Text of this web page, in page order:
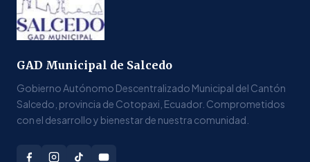
GAD Municipal de Salcedo
Gobierno Autónomo Descentralizado Municipal del Cantón
Salcedo, provincia de Cotopaxi, Ecuador. Comprometidos
con el desarrollo y bienestar de nuestra comunidad.